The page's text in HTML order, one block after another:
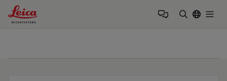
Leica Microsystems Logo